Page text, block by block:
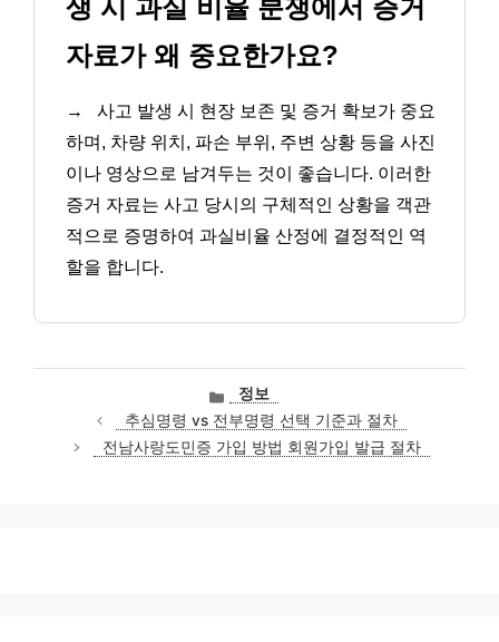
생 시 과실 비율 분쟁에서 증거
자료가 왜 중요한가요?
→
사고 발생 시 현장 보존 및 증거 확보가 중요
하며, 차량 위치, 파손 부위, 주변 상황 등을 사진
이나 영상으로 남겨두는 것이 좋습니다. 이러한
증거 자료는 사고 당시의 구체적인 상황을 객관
적으로 증명하여 과실비율 산정에 결정적인 역
할을 합니다.
카
테
고
리
정보
추심명령 vs 전부명령 선택 기준과 절차
전남사랑도민증 가입 방법 회원가입 발급 절차